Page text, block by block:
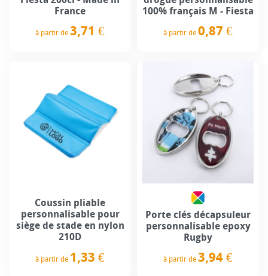
France
à partir de 3,71 €
100% français M - Fiesta
à partir de 0,87 €
Coussin pliable
personnalisable pour
siège de stade en nylon
210D
à partir de 1,33 €
Porte clés décapsuleur
personnalisable epoxy
Rugby
à partir de 3,94 €